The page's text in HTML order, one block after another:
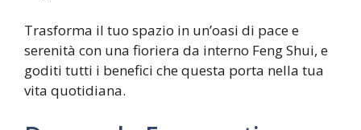
Trasforma il tuo spazio in un’oasi di pace e
serenità con una fioriera da interno Feng Shui, e
goditi tutti i benefici che questa porta nella tua
vita quotidiana.